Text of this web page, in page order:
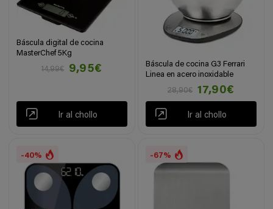
Báscula digital de cocina
MasterChef 5Kg
14,99€
9,95€
Ir al chollo
Báscula de cocina G3 Ferrari
Linea en acero inoxidable
28,90€
17,90€
Ir al chollo
-40% -67%